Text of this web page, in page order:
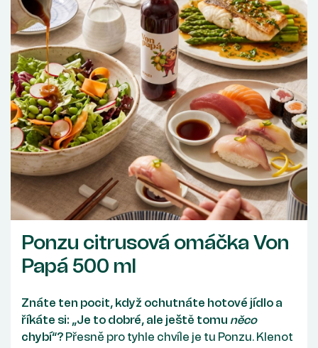
Ponzu citrusová omáčka Von
Papá 500 ml
Znáte ten pocit, když ochutnáte hotové jídlo a
říkáte si: „Je to dobré, ale ještě tomu něco
chybí“? Přesně pro tyhle chvíle je tu Ponzu. Klenot